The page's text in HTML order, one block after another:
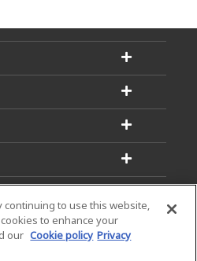
continuing to use this website,
to enhance your
our Cookie policy Privacy